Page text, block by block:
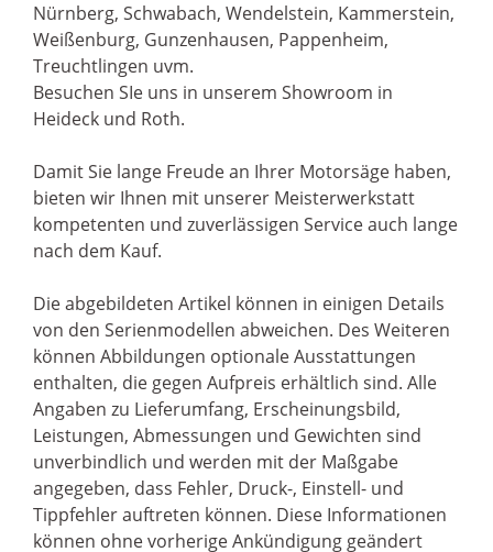
Nürnberg, Schwabach, Wendelstein, Kammerstein,
Weißenburg, Gunzenhausen, Pappenheim,
Treuchtlingen uvm.
Besuchen SIe uns in unserem Showroom in
Heideck und Roth.
Damit Sie lange Freude an Ihrer Motorsäge haben,
bieten wir Ihnen mit unserer Meisterwerkstatt
kompetenten und zuverlässigen Service auch lange
nach dem Kauf.
Die abgebildeten Artikel können in einigen Details
von den Serienmodellen abweichen. Des Weiteren
können Abbildungen optionale Ausstattungen
enthalten, die gegen Aufpreis erhältlich sind. Alle
Angaben zu Lieferumfang, Erscheinungsbild,
Leistungen, Abmessungen und Gewichten sind
unverbindlich und werden mit der Maßgabe
angegeben, dass Fehler, Druck-, Einstell- und
Tippfehler auftreten können. Diese Informationen
können ohne vorherige Ankündigung geändert